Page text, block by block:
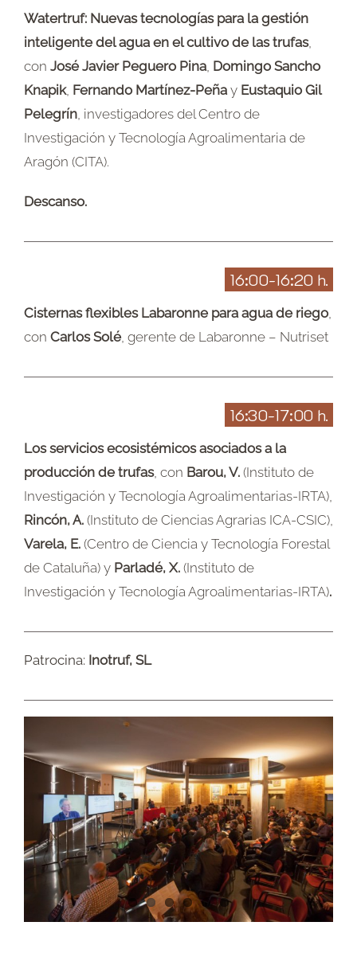
Watertruf: Nuevas tecnologías para la gestión
inteligente del agua en el cultivo de las trufas,
con José Javier Peguero Pina, Domingo Sancho
Knapik, Fernando Martínez-Peñay Eustaquio Gil
Pelegrín, investigadores del Centro de
Investigación y Tecnología Agroalimentaria de
Aragón (CITA).
Descanso.
16:00-16:20 h.
Cisternas flexibles Labaronne para agua de riego,
con Carlos Solé, gerente de Labaronne – Nutriset
16:30-17:00 h.
Los servicios ecosistémicos asociados a la
producción de trufas, con Barou, V. (Instituto de
Investigación y Tecnología Agroalimentarias-IRTA),
Rincón, A. (Instituto de Ciencias Agrarias ICA-CSIC),
Varela, E. (Centro de Ciencia y Tecnología Forestal
de Cataluña) yParladé, X. (Instituto de
Investigación y Tecnología Agroalimentarias-IRTA).
Patrocina: Inotruf, SL